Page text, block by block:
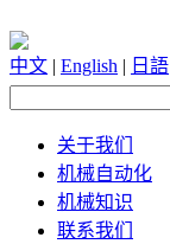
中文 | English | 日語
关于我们
机械自动化
机械知识
联系我们